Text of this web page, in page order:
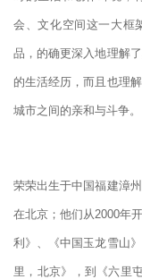
会、文化空间这一大框
品，的确更深入地理解
的生活经历，而且也理
城市之间的亲和与斗争。
荣荣出生于中国福建漳
在北京；他们从 2000年
利》、《中国玉龙雪山
里，北京》，到《六里